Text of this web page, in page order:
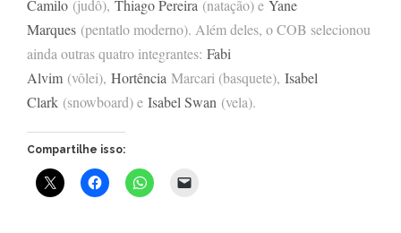
Camilo (judô), Thiago Pereira (natação) e Yane
Marques (pentatlo moderno). Além deles, o COB selecionou
ainda outras quatro integrantes: Fabi
Alvim (vôlei), Hortência Marcari (basquete), Isabel
Clark (snowboard) e Isabel Swan (vela).
Compartilhe isso: